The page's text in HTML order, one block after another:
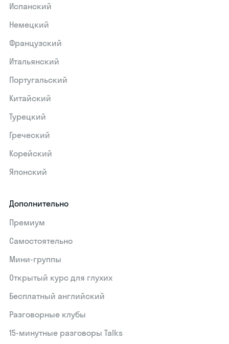
Испанский
Немецкий
Французский
Итальянский
Португальский
Китайский
Турецкий
Греческий
Корейский
Японский
Дополнительно
Премиум
Самостоятельно
Мини-группы
Открытый курс для глухих
Бесплатный английский
Разговорные клубы
15‑минутные разговоры Talks